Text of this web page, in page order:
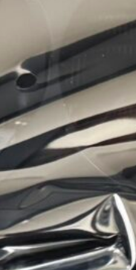
た。購入した